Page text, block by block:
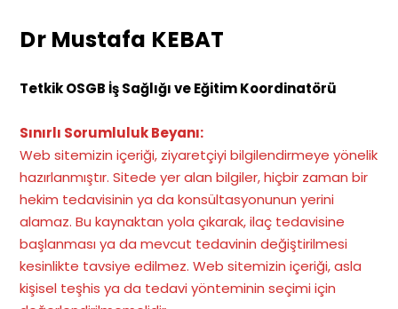
Dr Mustafa KEBAT
Tetkik OSGB İş Sağlığı ve Eğitim Koordinatörü
Sınırlı Sorumluluk Beyanı:
Web sitemizin içeriği, ziyaretçiyi bilgilendirmeye yönelik
hazırlanmıştır. Sitede yer alan bilgiler, hiçbir zaman bir
hekim tedavisinin ya da konsültasyonunun yerini
alamaz. Bu kaynaktan yola çıkarak, ilaç tedavisine
başlanması ya da mevcut tedavinin değiştirilmesi
kesinlikte tavsiye edilmez. Web sitemizin içeriği, asla
kişisel teşhis ya da tedavi yönteminin seçimi için